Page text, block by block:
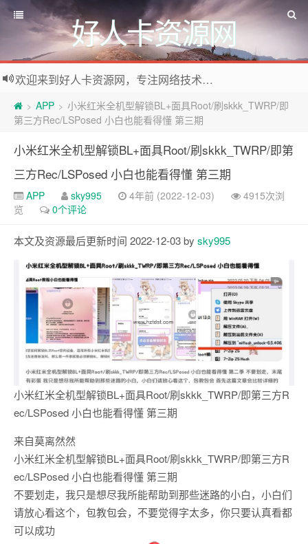
好人卡资源网
欢迎来到好人卡资源网，专注网络技术资源收集，我们不仅是网络资源的搬运工，也生产原创资源。寻找资源请留言或关注公众号:烈日下的男人
> APP > 小米红米全机型解锁BL+面具Root/刷skkk_TWRP/即
第三方Rec/LSPosed 小白也能看得懂 第三期
小米红米全机型解锁BL+面具Root/刷skkk_TWRP/即第
三方Rec/LSPosed 小白也能看得懂 第三期
APP sky995 4年前 (2022-12-03)
4915次浏
览
0个评论
本文及资源最后更新时间 2022-12-03 by sky995
小米红米全机型解锁BL+面具Root/刷skkk_TWRP/即第三方R
ec/LSPosed 小白也能看得懂 第三期
来自莫离然然
小米红米全机型解锁BL+面具Root/刷skkk_TWRP/即第三方R
ec/LSPosed 小白也能看得懂 第三期
不要划走，我只是想尽我所能帮助到那些迷路的小白，小白们
请放心看这个，包教包会，不要觉得字太多，你只要认真看都
可以成功